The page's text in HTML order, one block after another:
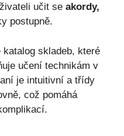
učit se akordy,
postupně.
katalog skladeb, které
učení technikám v
je intuitivní a třídy
což pomáhá